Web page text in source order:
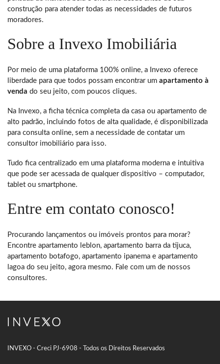
construção para atender todas as necessidades de futuros
moradores.
Sobre a Invexo Imobiliária
Por meio de uma plataforma 100% online, a Invexo oferece
liberdade para que todos possam encontrar um apartamento à
venda do seu jeito, com poucos cliques.
Na Invexo, a ficha técnica completa da casa ou apartamento de
alto padrão, incluindo fotos de alta qualidade, é disponibilizada
para consulta online, sem a necessidade de contatar um
consultor imobiliário para isso.
Tudo fica centralizado em uma plataforma moderna e intuitiva
que pode ser acessada de qualquer dispositivo – computador,
tablet ou smartphone.
Entre em contato conosco!
Procurando lançamentos ou imóveis prontos para morar?
Encontre apartamento leblon, apartamento barra da tijuca,
apartamento botafogo, apartamento ipanema e apartamento
lagoa do seu jeito, agora mesmo. Fale com um de nossos
consultores.
INVEXO - Creci PJ-6908 - Todos os Direitos Reservados